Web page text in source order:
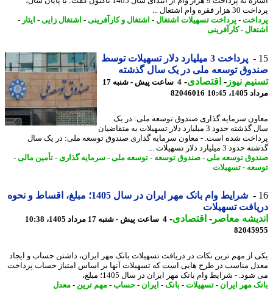
فقره وام اشتغال ...
-پرداخت تسهیلات اشتغال-اشتغال و کارآفرینی-اشتغال زایی- ایثار
-کارآفرینی
پرداخت 3 میلیارد دلار تسهیلات توسط
توسعه ملی در یک سال گذشته
نیوز-اقتصادی-
4 ساعت پیش - شنبه 17
10:45
82046016
سرمایه گذاری صندوق توسعه ملی: در یک
سال گذشته حدود 3 میلیارد دلار تسهیلات به متقاضیان
شده است. - معاون سرمایه گذاری صندوق توسعه ملی: در یک سال
3 میلیارد دلار تسهیلات ...
توسعه ملی -صندوق توسعه-توسعه ملی -سرمایه گذاری- تأمین مالی-
-تسهیلات
شرایط وام بانک مهر ایران در سال 1405؛ مبلغ، اقساط و نحوه
تسهیلات
معاصر-اقتصادی-4 ساعت پیش - شنبه 17 مرداد 1405، 10:38
از مهم ترین نکات در دریافت تسهیلات بانک مهر ایران، داشتن حساب و ایجاد
مناسب در طرح هایی است که تسهیلات آنها بر اساس امتیاز حساب پرداخت
- شرایط وام بانک مهر ایران در سال 1405؛ مبلغ،
مهر ایران - تسهیلات-بانک -ایران - حساب-مهم ترین- معدل